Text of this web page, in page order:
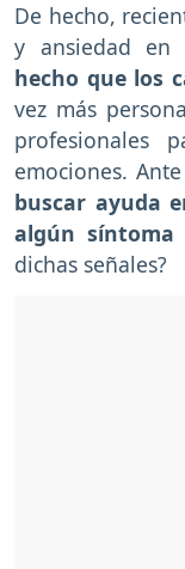
De hecho,
y ansiedad en
hecho que los
vez más
profesionales
emociones.
buscar ayuda
algún síntoma
dichas señales?